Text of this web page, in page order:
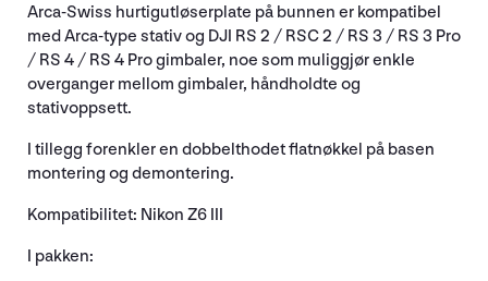
Arca-Swiss hurtigutløserplate på bunnen er kompatibel
med Arca-type stativ og DJI RS 2 / RSC 2 / RS 3 / RS 3 Pro
/ RS 4 / RS 4 Pro gimbaler, noe som muliggjør enkle
overganger mellom gimbaler, håndholdte og
stativoppsett.
I tillegg forenkler en dobbelthodet flatnøkkel på basen
montering og demontering.
Kompatibilitet: Nikon Z6 III
I pakken: